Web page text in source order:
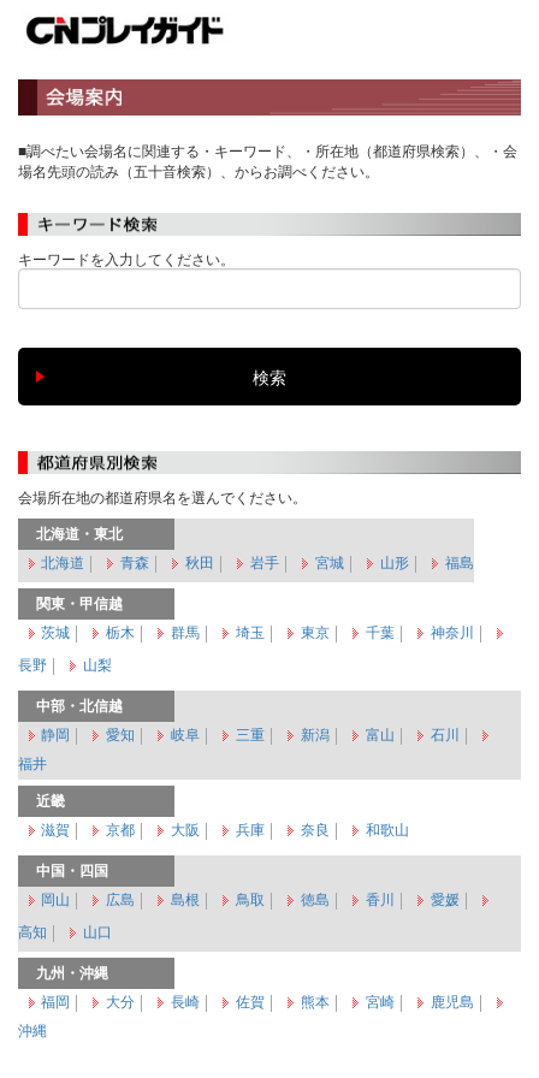
■調べたい会場名に関連する・キーワード、・所在地（都道府県検索）、・会
場名先頭の読み（五十音検索）、からお調べください。
キーワードを入力してください。
会場所在地の都道府県名を選んでください。
北海道・東北
北海道
青森 秋田 岩手 宮城 山形 福島
関東・甲信越
茨城
栃木 群馬 埼玉 東京 千葉
神奈川
長野
山梨
中部・北信越
静岡
愛知 岐阜 三重 新潟 富山
石川
福井
近畿
滋賀
京都 大阪 兵庫 奈良 和歌山
中国・四国
岡山
広島 島根 鳥取 徳島 香川
愛媛
高知
山口
九州・沖縄
福岡
大分 長崎 佐賀 熊本 宮崎
鹿児島
沖縄